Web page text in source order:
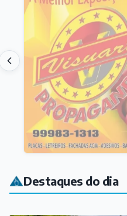
Destaques do dia